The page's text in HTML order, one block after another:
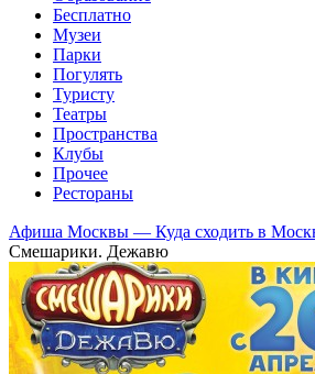
Бесплатно
Музеи
Парки
Погулять
Туристу
Театры
Пространства
Клубы
Прочее
Рестораны
Афиша Москвы — Куда сходить в
Смешарики. Дежавю